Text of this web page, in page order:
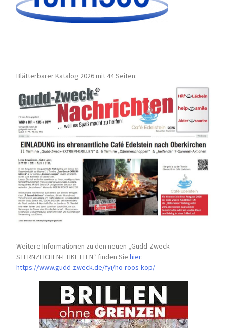
Blätterbarer Katalog 2026 mit 44 Seiten:
Weitere Informationen zu den neuen „Gudd-Zweck-
STERNZEICHEN-ETIKETTEN“ finden Siehier:
https://www.gudd-zweck.de/fyi/ho-roos-kop/